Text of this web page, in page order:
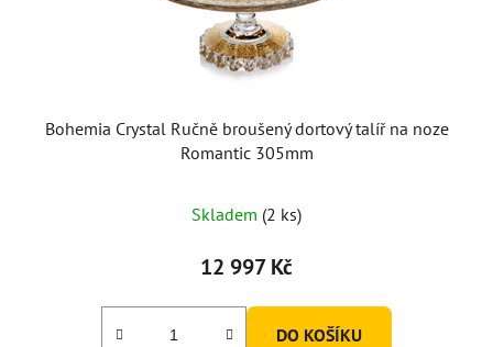
Bohemia Crystal Ručně broušený dortový talíř na noze
Romantic 305mm
Skladem (2 ks)
12 997 Kč
DO KOŠÍKU